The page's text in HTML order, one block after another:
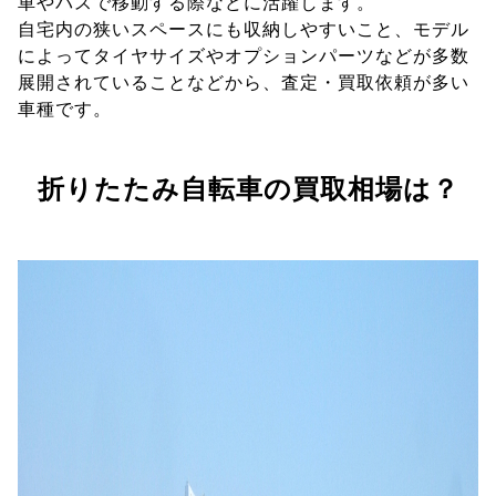
自宅内の狭いスペースにも収納しやすいこと、モデル
によってタイヤサイズやオプションパーツなどが多数
展開されていることなどから、査定・買取依頼が多い
車種です。
折りたたみ自転車の買取相場は？